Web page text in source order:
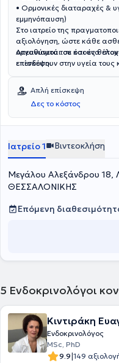
• Ορμονικές διαταραχές &
εμμηνόπαυση)
Στο ιατρείο της
αξιολόγηση, ώστε κάθε
οργανισμού του και ένα
επίσκεψη.
Απευθύνεται σε όσους
επενδύσουν στην υγεία
Απλή επίσκεψη
Δες το κόστος
Ιατρείο 1 Βιντεοκλήση
Μεγάλου Αλεξάνδρου
ΘΕΣΣΑΛΟΝΙΚΗΣ
Επόμενη
5 Ενδοκρινολόγοι
Κιντιράκη
Ενδοκρινολόγος
MSc, PhD
9.9|149